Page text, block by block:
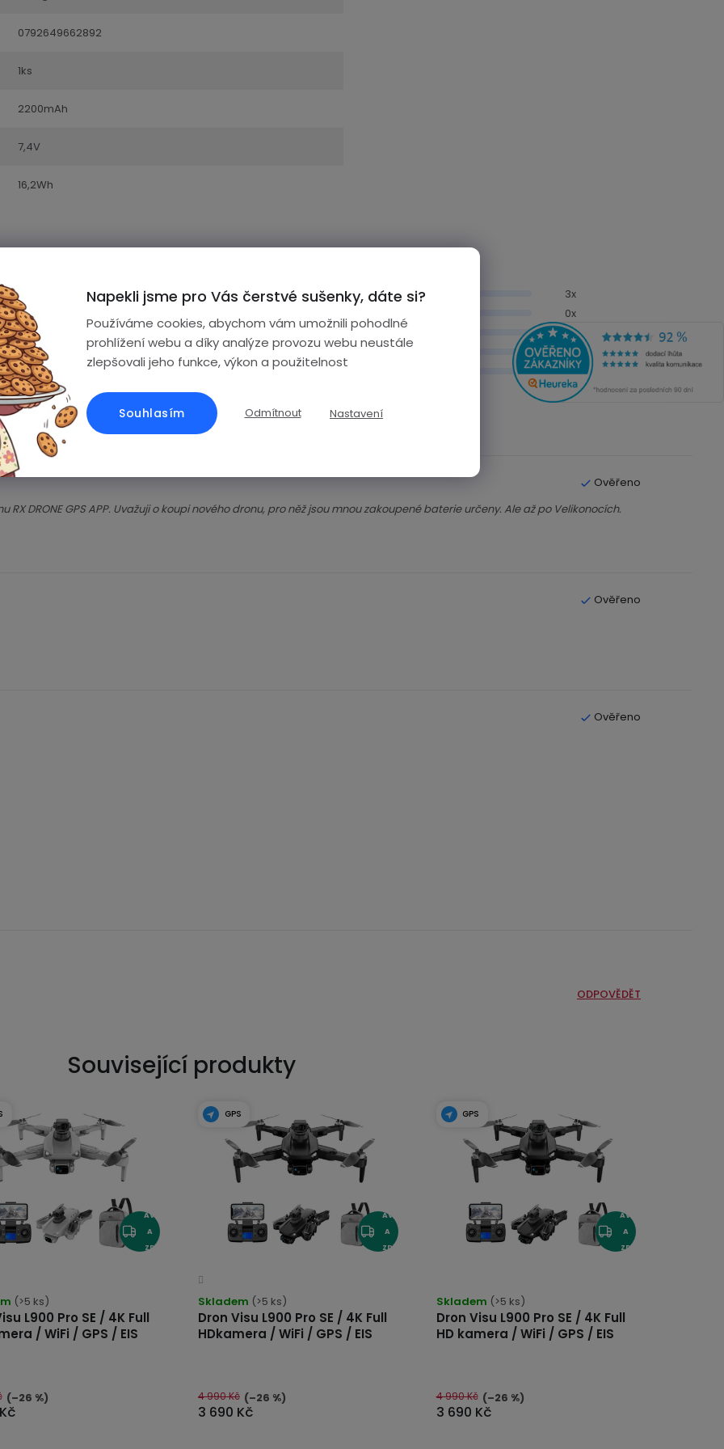
Napekli jsme pro Vás čerstvé sušenky, dáte si?
Používáme cookies, abychom vám umožnili pohodlné
prohlížení webu a díky analýze provozu webu neustále
zlepšovali jeho funkce, výkon a použitelnost
Nastavení
Odmítnout
Souhlasím
0792649662892
1ks
2200mAh
7,4V
16,2Wh
3x
0x
0x
0x
0x
DRONE GPS APP. Uvažuji o koupi nového dronu, pro něž jsou mnou zakoupené baterie určeny. Ale až po Velikonocích.
ODPOVĚDĚT
Související produkty
AV
A
ZD
L900 Pro SE / 4K Full
/ WiFi / GPS / EIS
(>5 ks)
(–26 %)
GPS
AV
A
ZD
Dron Visu L900 Pro SE / 4K Full
HDkamera / WiFi / GPS / EIS
produktu
je
4,2
z
5
hvězdiček.
Skladem (>5 ks)
3 690 Kč
4 990 Kč (–26 %)
GPS
AV
A
ZD
Dron Visu L900 Pro SE / 4K Full
HD kamera / WiFi / GPS / EIS
je
4,5
z
5
hvězdiček.
Skladem (>5 ks)
3 690 Kč
4 990 Kč (–26 %)